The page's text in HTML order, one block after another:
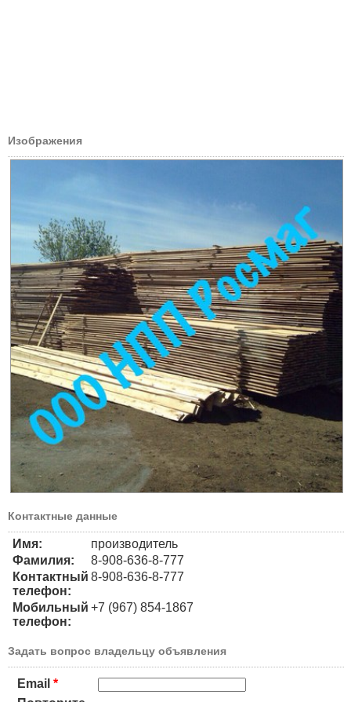
Изображения
Контактные данные
Имя:
производитель
Фамилия:
8-908-636-8-777
Контактный
телефон:
8-908-636-8-777
Мобильный
телефон:
+7 (967) 854-1867
Задать вопрос владельцу объявления
Email *